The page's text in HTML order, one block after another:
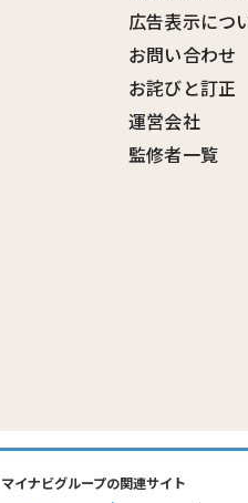
広告表示につ
お問い合わせ
お詫びと訂正
運営会社
監修者一覧
マイナビグループの関連サイト